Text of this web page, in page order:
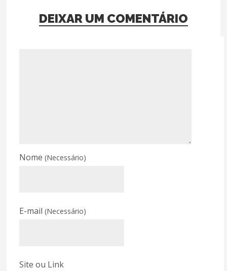
DEIXAR UM COMENTÁRIO
Nome(Necessário)
E-mail(Necessário)
Site ou Link